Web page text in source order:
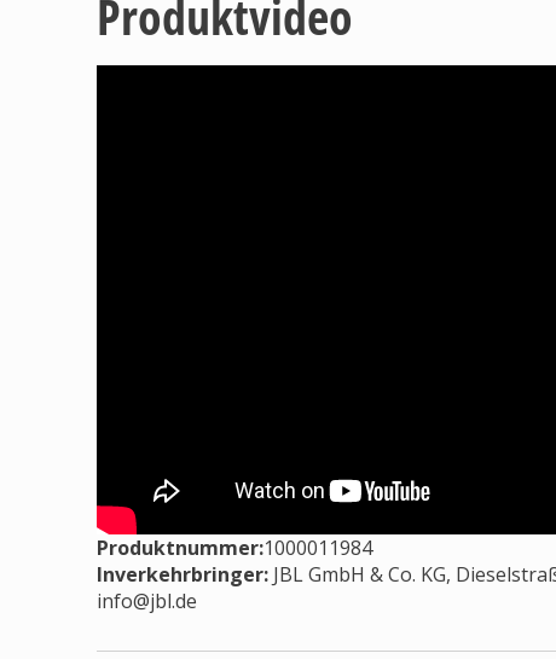
Produktvideo
Produktnummer:1000011984
Inverkehrbringer: JBL GmbH & Co. KG,
info@jbl.de